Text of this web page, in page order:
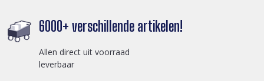
6000+ verschillende artikelen!
Allen direct uit voorraad
leverbaar